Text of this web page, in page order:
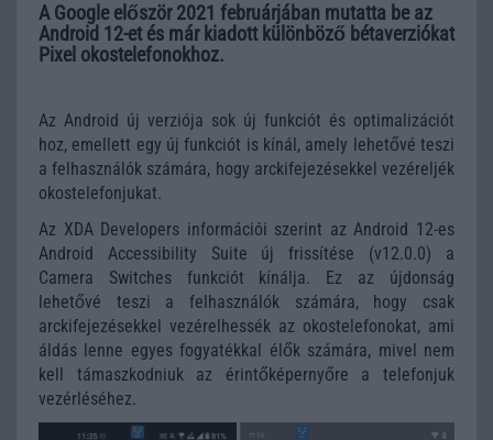
A Google először 2021 februárjában mutatta be az
Android 12-et és már kiadott különböző bétaverziókat
Pixel okostelefonokhoz.
Az Android új verziója sok új funkciót és optimalizációt
hoz, emellett egy új funkciót is kínál, amely lehetővé teszi
a felhasználók számára, hogy arckifejezésekkel vezéreljék
okostelefonjukat.
Az XDA Developers információi szerint az Android 12-es
Android Accessibility Suite új frissítése (v12.0.0) a
Camera Switches funkciót kínálja. Ez az újdonság
lehetővé teszi a felhasználók számára, hogy csak
arckifejezésekkel vezérelhessék az okostelefonokat, ami
áldás lenne egyes fogyatékkal élők számára, mivel nem
kell támaszkodniuk az érintőképernyőre a telefonjuk
vezérléséhez.